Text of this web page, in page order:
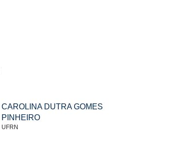
CAROLINA DUTRA GOMES
PINHEIRO
UFRN